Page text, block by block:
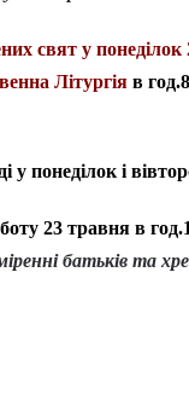
свят у
Літургія в
у понеділок і
23 травня в
батьків та